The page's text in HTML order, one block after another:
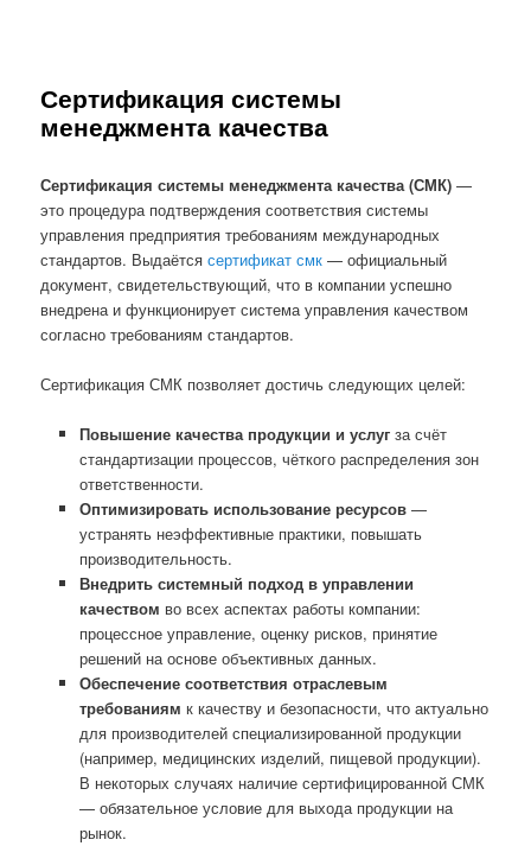
Сертификация системы
менеджмента качества
Сертификация системы менеджмента качества (СМК) —
это процедура подтверждения соответствия системы
управления предприятия требованиям международных
стандартов. Выдаётсясертификат смк — официальный
документ, свидетельствующий, что в компании успешно
внедрена и функционирует система управления качеством
согласно требованиям стандартов.
Сертификация СМК позволяет достичь следующих целей:
Повышение качества продукции и услугза счёт
стандартизации процессов, чёткого распределения зон
ответственности.
Оптимизировать использование ресурсов—
устранять неэффективные практики, повышать
производительность.
Внедрить системный подход в управлении
качеством во всех аспектах работы компании:
процессное управление, оценку рисков, принятие
решений на основе объективных данных.
Обеспечение соответствия отраслевым
требованиям к качеству и безопасности, что актуально
для производителей специализированной продукции
(например, медицинских изделий, пищевой продукции).
В некоторых случаях наличие сертифицированной СМК
— обязательное условие для выхода продукции на
рынок.